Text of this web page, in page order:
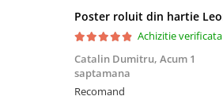
Achizitie verificata
Catalin Dumitru, Acum 1
saptamana
Recomand